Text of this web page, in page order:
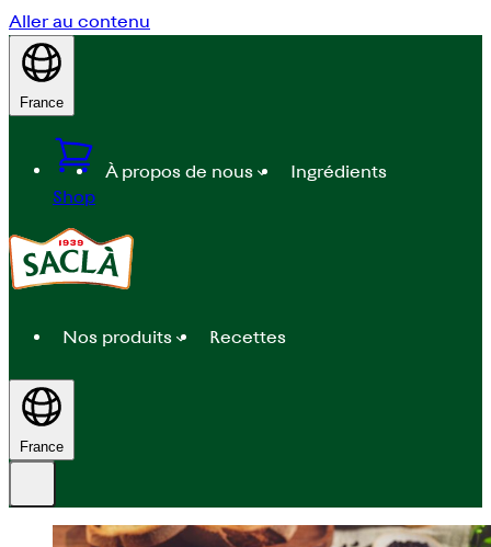
Aller au contenu
France
Shop
À propos de nous Ingrédients
Nos produits Recettes
France